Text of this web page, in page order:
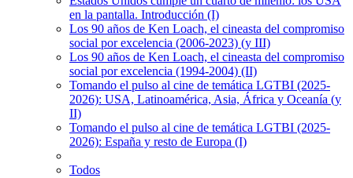
en la pantalla. Introducción (I)
Los 90 años de Ken Loach, el cineasta del compromiso
social por excelencia (2006-2023) (y III)
Los 90 años de Ken Loach, el cineasta del compromiso
social por excelencia (1994-2004) (II)
Tomando el pulso al cine de temática LGTBI (2025-
2026): USA, Latinoamérica, Asia, África y Oceanía (y
II)
Tomando el pulso al cine de temática LGTBI (2025-
2026): España y resto de Europa (I)
Todos